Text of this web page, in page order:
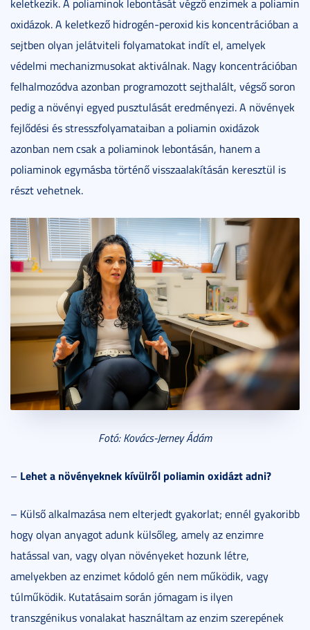
keletkezik. A poliaminok lebontását végző enzimek a poliamin
oxidázok. A keletkező hidrogén-peroxid kis koncentrációban a
sejtben olyan jelátviteli folyamatokat indít el, amelyek
védelmi mechanizmusokat aktiválnak. Nagy koncentrációban
felhalmozódva azonban programozott sejthalált, végső soron
pedig a növényi egyed pusztulását eredményezi. A növények
fejlődési és stresszfolyamataiban a poliamin oxidázok
azonban nem csak a poliaminok lebontásán, hanem a
poliaminok egymásba történő visszaalakításán keresztül is
részt vehetnek.
Fotó: Kovács-Jerney Ádám
– Lehet a növényeknek kívülről poliamin oxidázt adni?
– Külső alkalmazása nem elterjedt gyakorlat; ennél gyakoribb
hogy olyan anyagot adunk külsőleg, amely az enzimre
hatással van, vagy olyan növényeket hozunk létre,
amelyekben az enzimet kódoló gén nem működik, vagy
túlműködik. Kutatásaim során jómagam is ilyen
transzgénikus vonalakat használtam az enzim szerepének